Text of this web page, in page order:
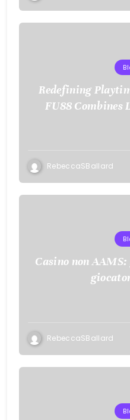
Redefining
FU88 Combines
RebeccaSBallard
Casino non
RebeccaSBallard